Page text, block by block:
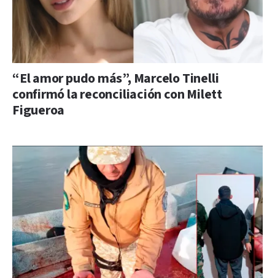
“El amor pudo más”, Marcelo Tinelli
confirmó la reconciliación con Milett
Figueroa